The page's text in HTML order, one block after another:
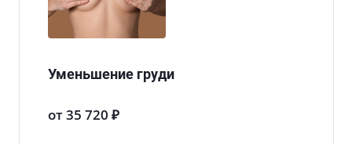
Уменьшение груди
от 35 720 ₽